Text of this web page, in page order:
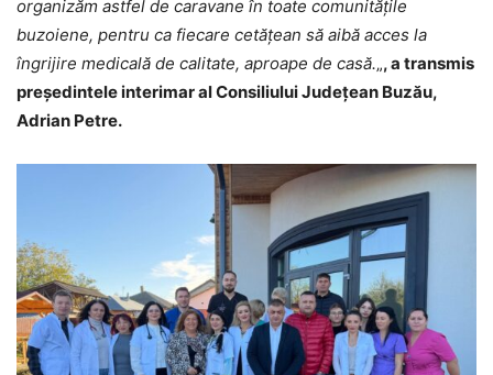
organizăm astfel de caravane în toate comunitățile
buzoiene, pentru ca fiecare cetățean să aibă acces la
îngrijire medicală de calitate, aproape de casă.„, a transmis
președintele interimar al Consiliului Județean Buzău,
Adrian Petre.